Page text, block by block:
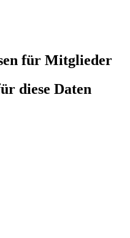
für Mitglieder
diese Daten